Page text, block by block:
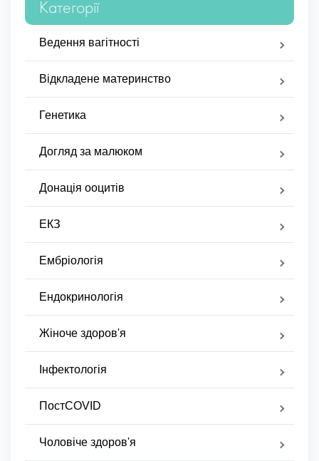
Категорії
Ведення вагітності
Відкладене материнство
Генетика
Догляд за малюком
Донація ооцитів
ЕКЗ
Ембріологія
Ендокринологія
Жіноче здоров'я
Інфектологія
ПостCOVID
Чоловіче здоров'я